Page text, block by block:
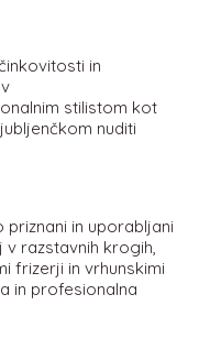
in
stilistom kot
nuditi
priznani in uporabljani
razstavnih krogih,
frizerji in vrhunskimi
in profesionalna